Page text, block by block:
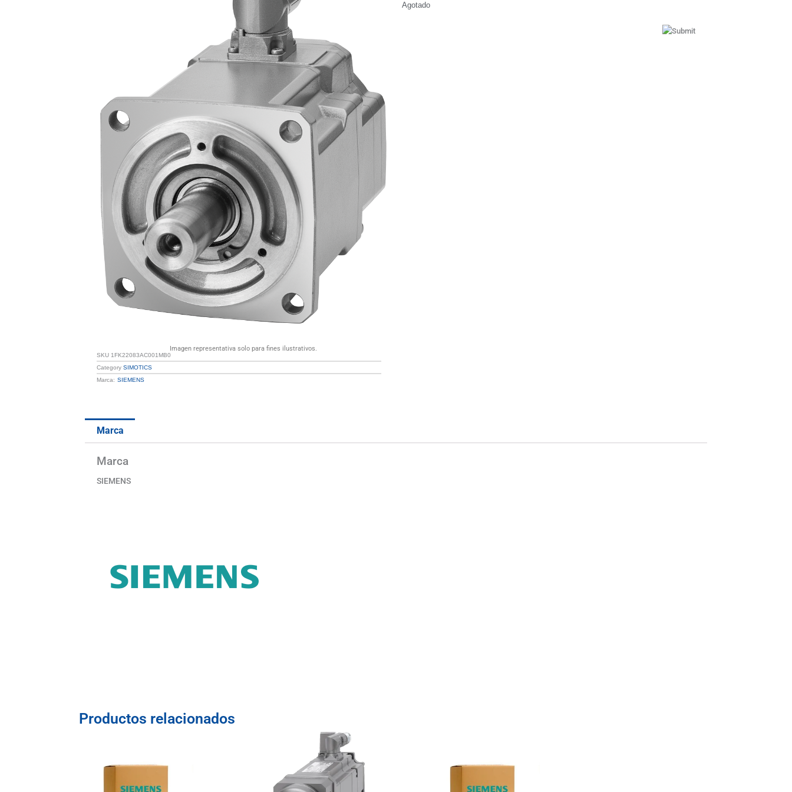
Imagen representativa solo para fines ilustrativos.
SKU 1FK22083AC001MB0
Category SIMOTICS
Marca: SIEMENS
Agotado
Marca
Marca
SIEMENS
Productos relacionados